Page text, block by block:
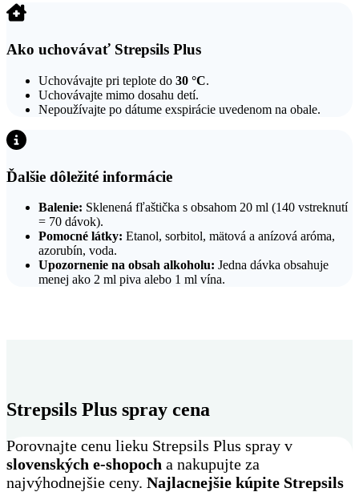
Ako uchovávať Strepsils Plus
Uchovávajte pri teplote do 30 °C.
Uchovávajte mimo dosahu detí.
Nepoužívajte po dátume exspirácie uvedenom na obale.
Ďalšie dôležité informácie
Balenie: Sklenená fľaštička s obsahom 20 ml (140 vstreknutí
= 70 dávok).
Pomocné látky: Etanol, sorbitol, mätová a anízová aróma,
azorubín, voda.
Upozornenie na obsah alkoholu: Jedna dávka obsahuje
menej ako 2 ml piva alebo 1 ml vína.
Strepsils Plus spray cena
Porovnajte cenu lieku Strepsils Plus spray v
slovenských e-shopoch a nakupujte za
najvýhodnejšie ceny. Najlacnejšie kúpite Strepsils